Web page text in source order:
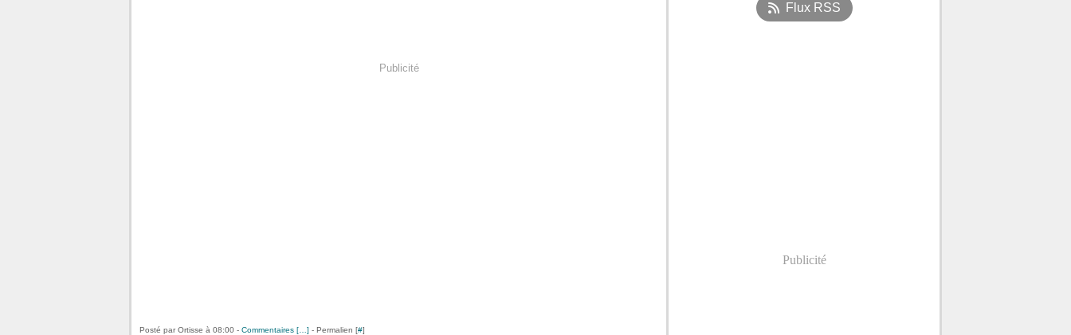
Publicité
Posté par Ortisse à 08:00 - Commentaires [ ] - Permalien [#]
Flux RSS
Publicité